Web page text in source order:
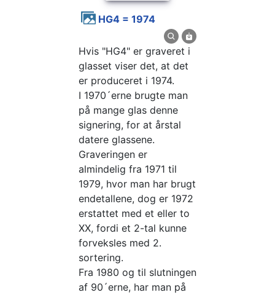
HG4 = 1974
Hvis "HG4" er graveret i
glasset viser det, at det
er produceret i 1974.
I 1970´erne brugte man
på mange glas denne
signering, for at årstal
datere glassene.
Graveringen er
almindelig fra 1971 til
1979, hvor man har brugt
endetallene, dog er 1972
erstattet med et eller to
XX, fordi et 2-tal kunne
forveksles med 2.
sortering.
Fra 1980 og til slutningen
af 90´erne, har man på